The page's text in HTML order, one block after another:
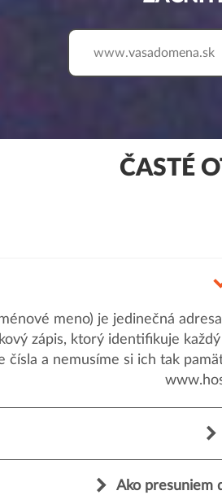
www.
ČASTÉ
meno) je jedinečná
zápis, ktorý identifikuje
čísla a nemusíme si ich tak
Ako presuniem